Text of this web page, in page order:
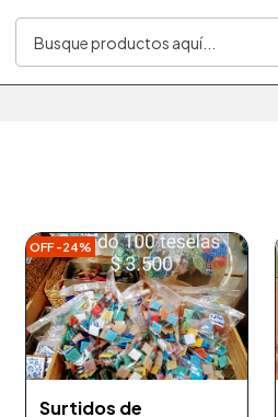
OFF -24%
Surtidos de